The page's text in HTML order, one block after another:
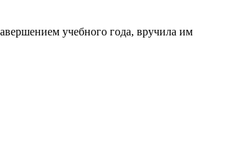
учебного года, вручила им